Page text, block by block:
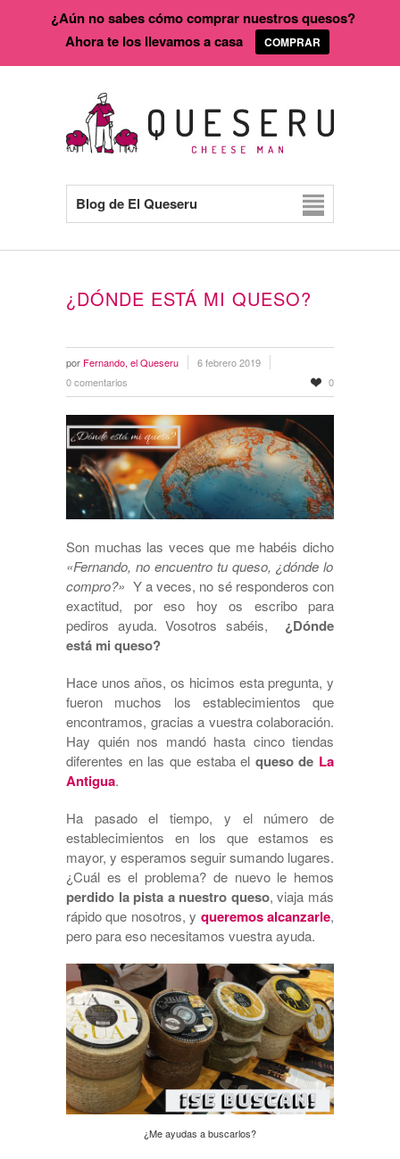
Blog de El Queseru
¿DÓNDE ESTÁ MI QUESO?
por Fernando, el Queseru
6 febrero 2019
0 comentarios
0
Son muchas las veces que me habéis dicho
«Fernando, no encuentro tu queso, ¿dónde lo
compro?» Y a veces, no sé responderos con
exactitud, por eso hoy os escribo para
pediros ayuda. Vosotros sabéis, ¿Dónde
está mi queso?
Hace unos años, os hicimos esta pregunta, y
fueron muchos los establecimientos que
encontramos, gracias a vuestra colaboración.
Hay quién nos mandó hasta cinco tiendas
diferentes en las que estaba el queso de La
Antigua.
Ha pasado el tiempo, y el número de
establecimientos en los que estamos es
mayor, y esperamos seguir sumando lugares.
¿Cuál es el problema? de nuevo le hemos
perdido la pista a nuestro queso, viaja más
rápido que nosotros, y queremos alcanzarle,
pero para eso necesitamos vuestra ayuda.
¿Me ayudas a buscarlos?
¿Aún no sabes cómo comprar nuestros quesos?
Ahora te los llevamos a casa
COMPRAR